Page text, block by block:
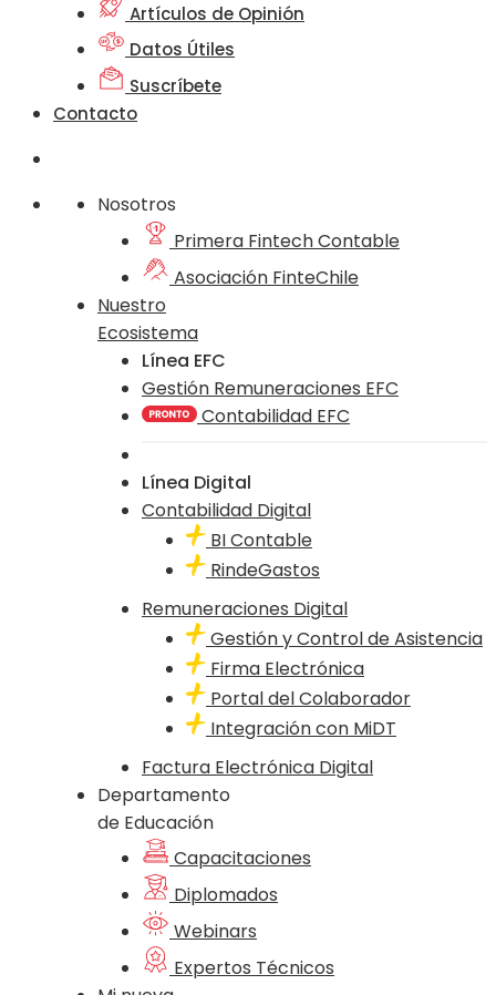
Artículos de Opinión
Datos Útiles
Suscríbete
Contacto
Nosotros
Primera Fintech Contable
Asociación FinteChile
Nuestro
Ecosistema
Línea EFC
Gestión Remuneraciones EFC
Contabilidad EFC
Línea Digital
Contabilidad Digital
BI Contable
RindeGastos
Remuneraciones Digital
Gestión y Control de Asistencia
Firma Electrónica
Portal del Colaborador
Integración con MiDT
Factura Electrónica Digital
Departamento
de Educación
Capacitaciones
Diplomados
Webinars
Expertos Técnicos